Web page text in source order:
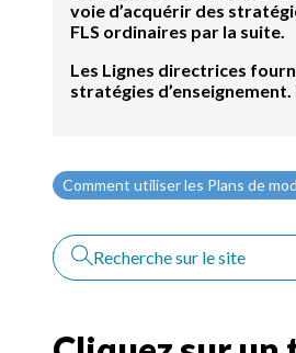
voie d’acquérir des
FLS ordinaires par la suite.
Les Lignes directrices
stratégies
Comment utiliser les Plans de